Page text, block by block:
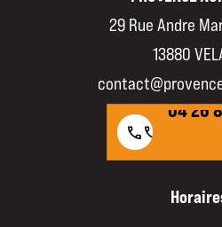
29 Rue Andre
13880
callcall
04 26
04 26